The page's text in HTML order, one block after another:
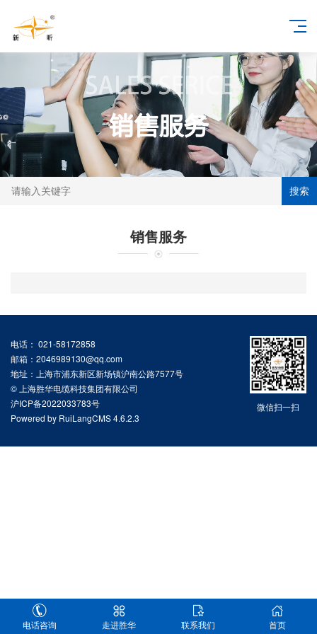
搜索
销售服务
微信扫一扫
电话： 021-58172858
邮箱：2046989130@qq.com
地址：上海市浦东新区新场镇沪南公路7577号
© 上海胜华电缆科技集团有限公司
沪ICP备2022033783号
Powered by RuiLangCMS4.6.2.3
电话咨询 走进胜华 联系我们 首页